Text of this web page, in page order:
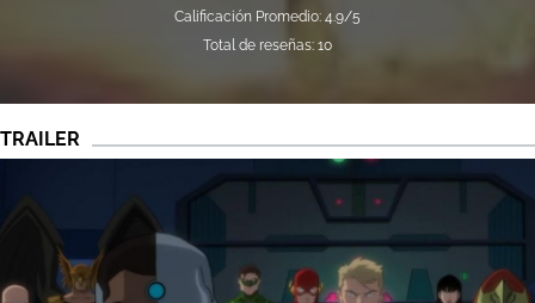
Calificación Promedio: 4.9/5
Total de reseñas: 10
TRAILER